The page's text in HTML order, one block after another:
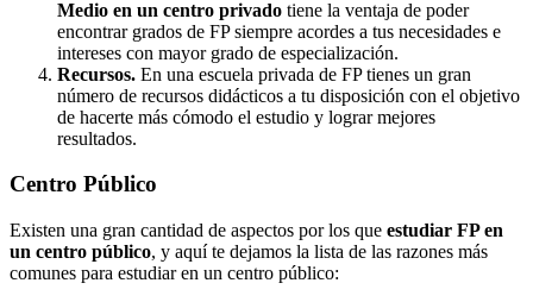
Medio en un centro privado tiene la ventaja de poder
encontrar grados de FP siempre acordes a tus necesidades e
intereses con mayor grado de especialización.
Recursos. En una escuela privada de FP tienes un gran
número de recursos didácticos a tu disposición con el objetivo
de hacerte más cómodo el estudio y lograr mejores
resultados.
Centro Público
Existen una gran cantidad de aspectos por los que estudiar FP en
un centro público, y aquí te dejamos la lista de las razones más
comunes para estudiar en un centro público: